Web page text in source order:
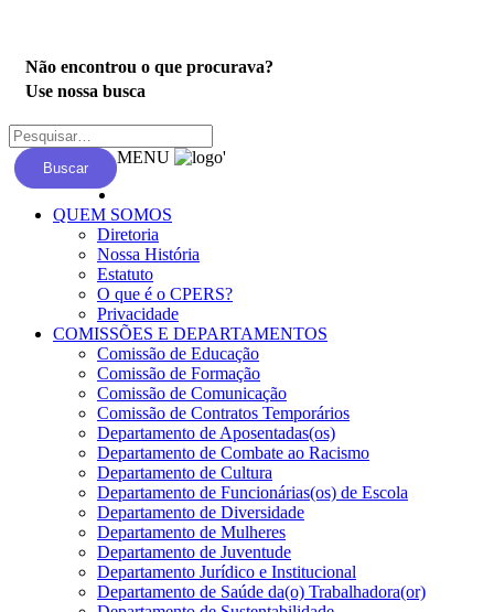
Não encontrou o que procurava?
Use nossa busca
Buscar
MENU '
QUEM SOMOS
Diretoria
Nossa História
Estatuto
O que é o CPERS?
Privacidade
COMISSÕES E DEPARTAMENTOS
Comissão de Educação
Comissão de Formação
Comissão de Comunicação
Comissão de Contratos Temporários
Departamento de Aposentadas(os)
Departamento de Combate ao Racismo
Departamento de Cultura
Departamento de Funcionárias(os) de Escola
Departamento de Diversidade
Departamento de Mulheres
Departamento de Juventude
Departamento Jurídico e Institucional
Departamento de Saúde da(o) Trabalhadora(or)